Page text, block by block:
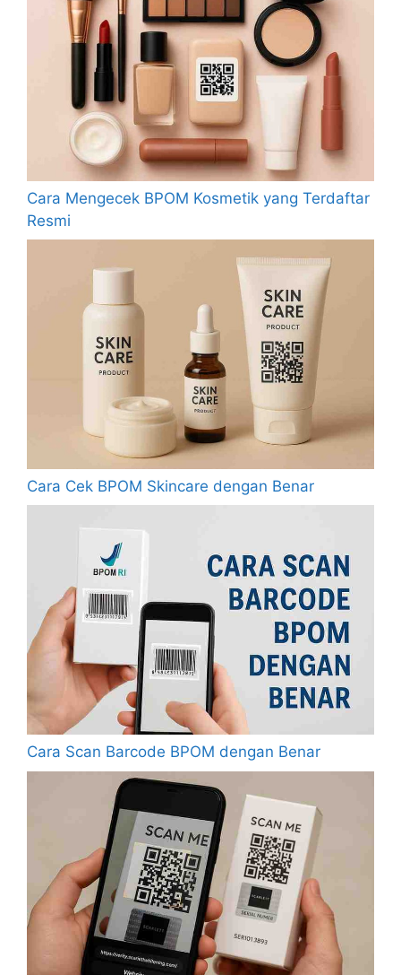
Cara Mengecek BPOM Kosmetik yang Terdaftar
Resmi
Cara Cek BPOM Skincare dengan Benar
Cara Scan Barcode BPOM dengan Benar